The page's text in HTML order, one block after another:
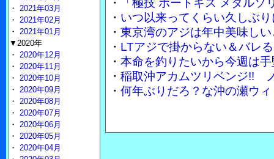
・
「極技 ボートキス メタル
・ いつ以来ってくらい久しぶ
・ 東京湾のアジは年中美味し
・ LTアジで掛からない＆バレ
・ 本命を釣りたいから今週は
・ 稲取沖アカムツリベンジ!!
・ 何年ぶりだろ？な沖の瀬ウ
・ 2021年03月
・ 2021年02月
・ 2021年01月
▼2020年
・ 2020年12月
・ 2020年11月
・ 2020年10月
・ 2020年09月
・ 2020年08月
・ 2020年07月
・ 2020年06月
・ 2020年05月
・ 2020年04月